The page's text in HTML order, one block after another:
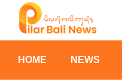
HOME NEWS